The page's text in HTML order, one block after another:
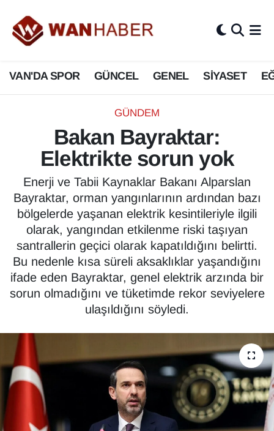
VAN'DA SPOR GÜNCEL GENEL SİYASET
GÜNDEM
Bakan Bayraktar:
Elektrikte sorun yok
Enerji ve Tabii Kaynaklar Bakanı Alparslan
Bayraktar, orman yangınlarının ardından bazı
bölgelerde yaşanan elektrik kesintileriyle ilgili
olarak, yangından etkilenme riski taşıyan
santrallerin geçici olarak kapatıldığını belirtti.
Bu nedenle kısa süreli aksaklıklar yaşandığını
ifade eden Bayraktar, genel elektrik arzında bir
sorun olmadığını ve tüketimde rekor seviyelere
ulaşıldığını söyledi.
3.SAYFA
ASAYİŞ
BİLİM VE TEKNOLOJİ
Biyografi
ÇEVRE
Deprem
Dernekler, Odalar
Diğer
EĞİTİM
EKONOMİ
Eleman
Van Nöbetçi Eczaneler
Van Hava Durumu
Van Namaz Vakitleri
Van Trafik Yoğunluk Haritası
Süper Lig Puan Durumu ve Fikstür
Tüm Manşetler
Son Dakika Haberleri
Haber Arşivi